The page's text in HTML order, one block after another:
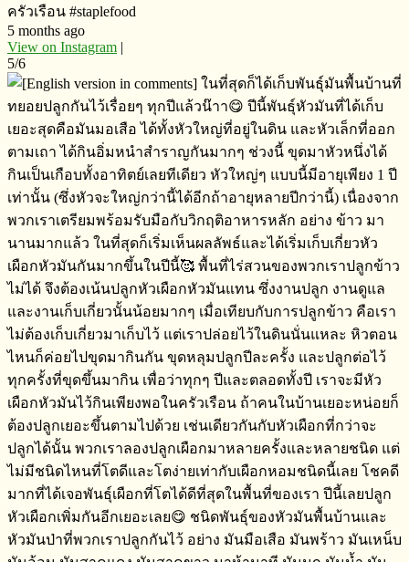
ครัวเรือน​ #staplefood
5 months ago
View on Instagram |
5/6